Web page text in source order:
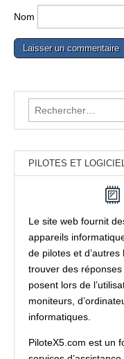
Nom
Rechercher :
PILOTES ET
Le site web fournit
appareils
de pilotes et
trouver des
posent lors de
moniteurs,
informatiques.
PiloteX5.com est un